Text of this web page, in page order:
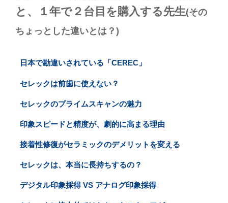
と、１年で２台目を購入する先生(その
ちょっとした違いとは？)
日本で勘違いされている「CEREC」
セレックは前歯に使えない？
セレックのプライムスキャンの魅力
印象スピードと精度が、劇的に高まる理由
接着性修復がセラミックのデメリットを変える
セレックは、本当に長持ちするの？
デジタル印象採得 VS アナログ印象採得